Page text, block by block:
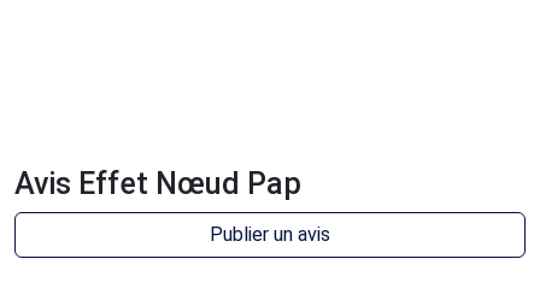
Avis Effet Nœud Pap
Publier un avis